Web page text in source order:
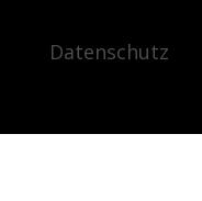
Datenschutz